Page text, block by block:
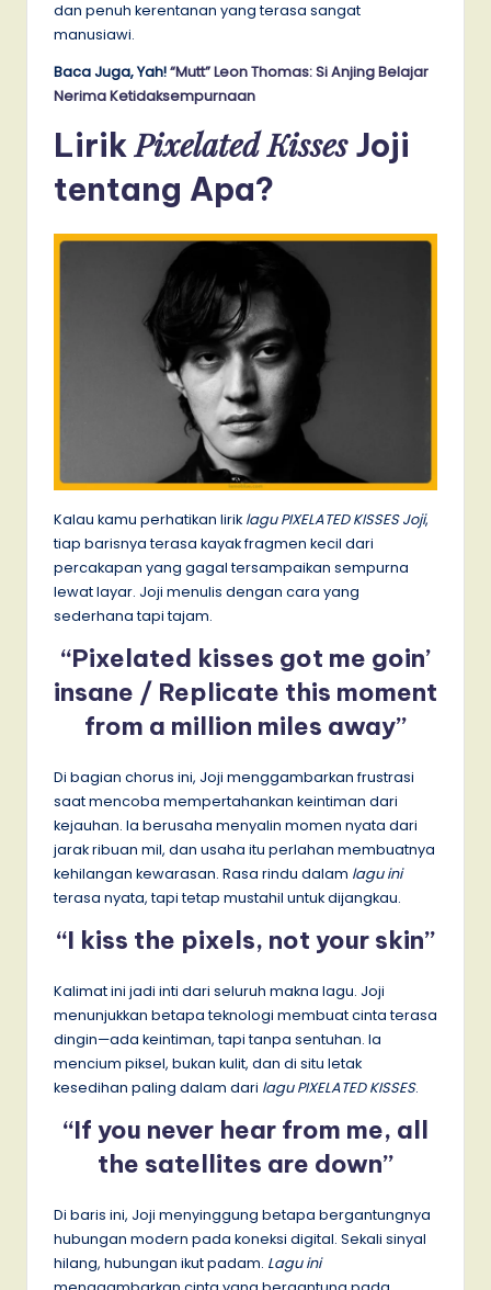
dan penuh kerentanan yang terasa sangat
manusiawi.
Baca Juga, Yah!“Mutt” Leon Thomas: Si Anjing Belajar
Nerima Ketidaksempurnaan
LirikPixelated KissesJoji
tentang Apa?
Kalau kamu perhatikan lirik lagu PIXELATED KISSES Joji,
tiap barisnya terasa kayak fragmen kecil dari
percakapan yang gagal tersampaikan sempurna
lewat layar. Joji menulis dengan cara yang
sederhana tapi tajam.
“Pixelated kisses got me goin’
insane / Replicate this moment
from a million miles away”
Di bagian chorus ini, Joji menggambarkan frustrasi
saat mencoba mempertahankan keintiman dari
kejauhan. Ia berusaha menyalin momen nyata dari
jarak ribuan mil, dan usaha itu perlahan membuatnya
kehilangan kewarasan. Rasa rindu dalam lagu ini
terasa nyata, tapi tetap mustahil untuk dijangkau.
“I kiss the pixels, not your skin”
Kalimat ini jadi inti dari seluruh makna lagu. Joji
menunjukkan betapa teknologi membuat cinta terasa
dingin—ada keintiman, tapi tanpa sentuhan. Ia
mencium piksel, bukan kulit, dan di situ letak
kesedihan paling dalam dari lagu PIXELATED KISSES.
“If you never hear from me, all
the satellites are down”
Di baris ini, Joji menyinggung betapa bergantungnya
hubungan modern pada koneksi digital. Sekali sinyal
hilang, hubungan ikut padam. Lagu ini